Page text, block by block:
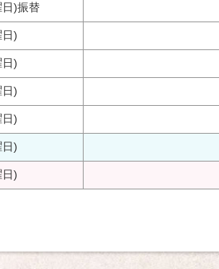
)振替
)
)
)
)
)
)